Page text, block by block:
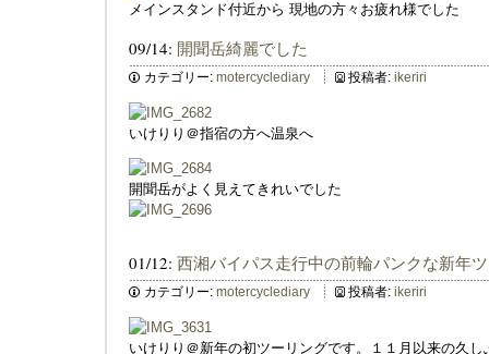
メインスタンド付近から 現地の方々お疲れ様でした
09/14: 開聞岳綺麗でした
カテゴリー: motercyclediary 投稿者: ikeriri
いけりり＠指宿の方へ温泉へ
開聞岳がよく見えてきれいでした
01/12: 西湘バイパス走行中の前輪パンクな新年
カテゴリー: motercyclediary 投稿者: ikeriri
いけりり＠新年の初ツーリングです。１１月以来の久し